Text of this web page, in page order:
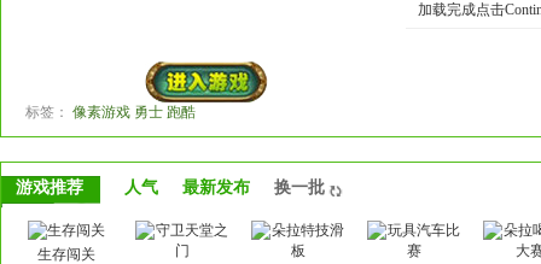
加载完成点击
标签： 像素游戏 勇士 跑酷
游戏推荐 人气 最新发布 换一批
生存闯关